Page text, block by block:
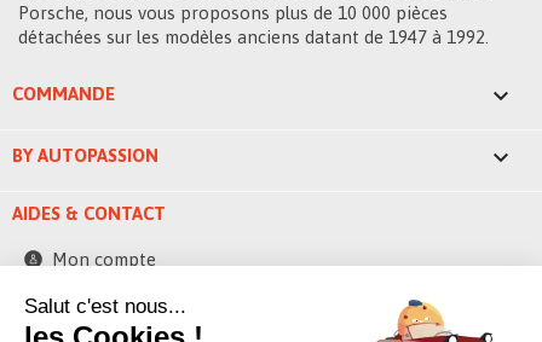
Porsche, nous vous proposons plus de 10 000 pièces
détachées sur les modèles anciens datant de 1947 à 1992.
COMMANDE 
BY AUTOPASSION 
AIDES & CONTACT
Mon compte
Contactez-nous
248 ZAE la bascule
Salut c'est nous...